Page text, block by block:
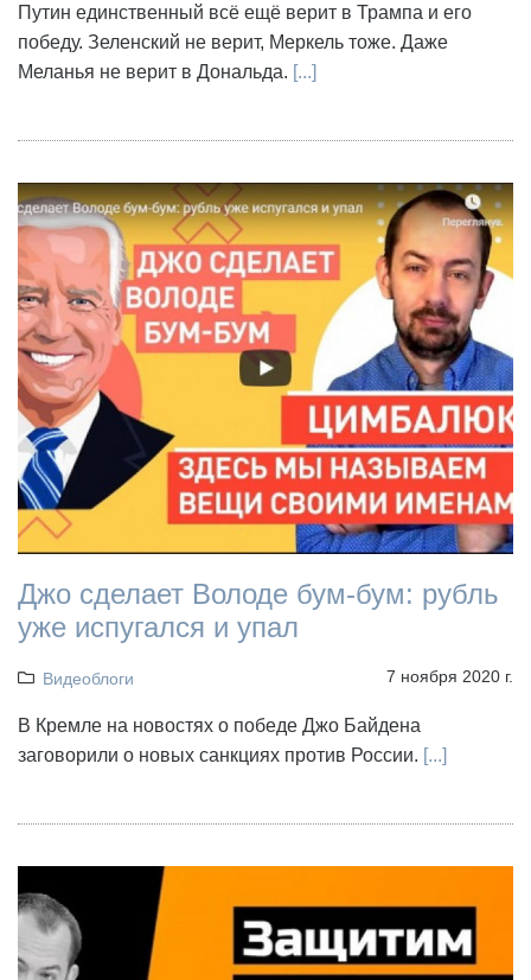
Путин единственный всё ещё верит в Трампа и его
победу. Зеленский не верит, Меркель тоже. Даже
Меланья не верит в Дональда. [...]
Джо сделает Володе бум-бум: рубль
уже испугался и упал
Видеоблоги 7 ноября 2020 г.
В Кремле на новостях о победе Джо Байдена
заговорили о новых санкциях против России. [...]